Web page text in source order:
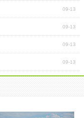
09-13
09-13
09-13
09-13